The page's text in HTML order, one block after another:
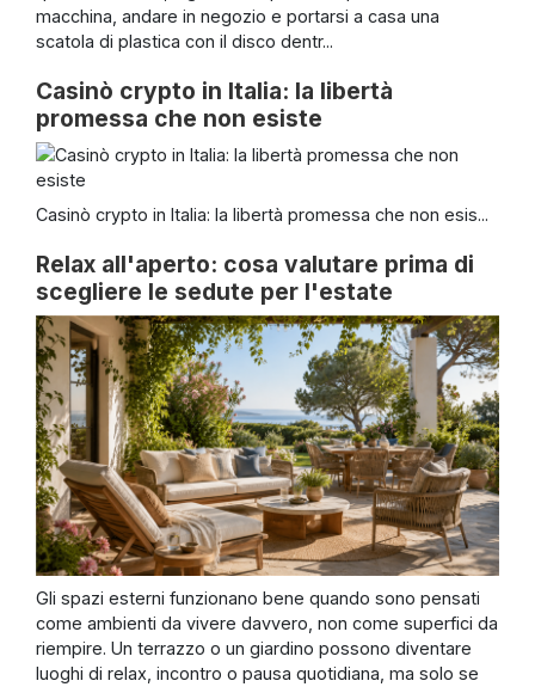
macchina, andare in negozio e portarsi a casa una
scatola di plastica con il disco dentr...
Casinò crypto in Italia: la libertà
promessa che non esiste
Casinò crypto in Italia: la libertà promessa che non esis...
Relax all'aperto: cosa valutare prima di
scegliere le sedute per l'estate
Gli spazi esterni funzionano bene quando sono pensati
come ambienti da vivere davvero, non come superfici da
riempire. Un terrazzo o un giardino possono diventare
luoghi di relax, incontro o pausa quotidiana, ma solo se